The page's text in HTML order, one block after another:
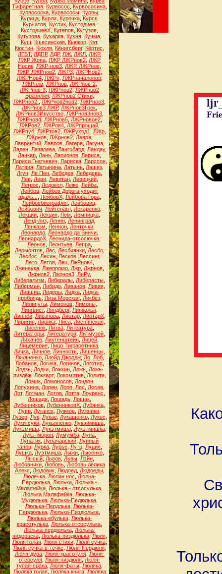
Тифаретная Курвосос Курвососина
Курвососка Курвососы Курвы
Курица, Курли, Курочка, Курск,
Курчатов, Кустик, Кустодиев,
КустодиевХ Кутепов Кутузов
Кутузова Кухарка Кухня Кучма
Куш
Кшесинская, Кьюкор, Кэт,
Кюстин Кюхля Кёнигсберг, Кёртис
ЛГБТ, ЛДПР, ЛДР, ЛЖ ЛЖЛ ЛЖР,
ЛЖР Жопа ЛЖР ЛЖРнов2 ЛЖР
Носик ЛЖР-нов3 ЛЖР. ЛЖРнов
ЛЖР. ЛЖРнов2, ЛЖР3, ЛЖРНов2,
ЛЖРНов4, ЛЖРн, ЛЖРначалонов,
ЛЖРнлв, ЛЖРнов, ЛЖРнов-2,
ЛЖРнов-3 ЛЖРнов2 ЛЖРнов2
Бразилия, ЛЖРнов2 Стихи,
ЛЖРнов2.
ЛЖРнов2нов2 ЛЖРнов3
ЛЖРнов3 ЛЖР, ЛЖРнов3Грек
ЛЖРнов3Икусство, ЛЖРнов3нов3,
ЛЖРнов4, ЛЖРнов5, ЛЖРновое2,
ЛЖРов2 ЛЖРов4 ЛЖРпрощай
ЛЖРпуб, ЛЖРтов2, ЛЖРуход1 ЛЖр,
ЛЖрнов ЛЖрнов2 Лавра
Лаврентий Лавров Лагеря Лагуна
Ладен, Лазарева, Лангобард, Ландау,
Ланкар Лань Ларионов Лариса
Лариса Гнаткевич
Лариска, Ларссон,
Латвия Латынина Латынь Лашез
Лгун Ле Пен Лебедев Лебедева
Лев, Леви, Левитан, Левицкий,
Легрос
Ледокол, Леже, Лейба,
Лейбов Лейбов Дорога уходит
вдаль...
ЛейбовХ, Лейбова Гора,
Лейбовбиография Лейбовиц
Лейбович
Лейтенант, Лекаренко,
Лекции Лекция Лем Лемпицка
Ленд-лиз, Ленин, Ленинград,
Ленказм
Леннон Ленточки
Леонардо Леонардо да Винчи
ЛеонардоХ Леонида-отсосючка
Леонов, Леонтьев, Лепра,
Лермонтов, Лес Лесбиянки, Лесбо,
Лесбос
Лесин, Лесков, Лессинг,
Лето, Летов, Лец, ЛжРнов4,
Лженаука Лжепромо Лжр Лжрнов
Лжрнов2 Лжрнов3 ЛиРу,
Либерализм
Либералы Либерасты
Либерман, Либидо, Ливанов, Ливия,
Лившиц, Лидеры, Лидка, Лидка-
проблядь, Лиза Морская, Ликбез,
Лилипуты, Лимонов, Лимоны,
Лингвист, Линдберг, Линкольн
Линней, Лиознова, Лиотар, ЛиотарХ,
Лиригия, Лирика, Лиса, Лиснянская,
Лисёнок Литва Литеатура
Литераторы Литература Литмузей
Лихачёв, Лихтенштейн, Лицей,
Лицемерие Лицо Тифаретника
Личка Личное Личность Лишенцы
Лкьяненко, Ллойд Джордж, Ло, Лоб,
Лобанов, Логика, Логинов, Логотип,
Лодзь, Лодки, Ложкин, Ложь, Ложь-
пиздёж, Локкарт, Локомотив, Лолита,
Ломик, Ломоносов, Лондон,
Лопухина Лорен Лорп Лос Лосев
Лот, Лотман Лотов Лотта Лоуренс
Лошади Лошадь Лошак
Лубенников ЛубенниковХ Лубянка
Лувр Луганск Лужков Лужники
Лузер, Лук, Лукас Лукашенко, Лукес
Луки-суки Лукьяненко Лукэимиша
Лукэмиша, Лукэтмиша, Лукэтмишка,
Лукэтморон Лумумба Луна
Лунатик Луначарский Лунный
танец Лурка Лурье Лутц Луция
Лушка, Луэтмиша, Лыжи, Лысенко,
Лысый, Львов, Львы, Лэйн,
Любовники Любовь Любовь лёлика
Алекс
Людовик, Людоед, Людоеды,
Люлечка, Люлин нос
Люльа-
Пердюлька Люлька Люлька -
Малафейка Люлька - отсосулька
Люлька Малафейка Люлька-
Мудюлька Люлька-Педюлька
Люлька-Пердлька, Люлька-
Пердюлька Люлька-Пиздюлька
Люлька-ебулька, Люлька-
красотулька Люлька-отсосулька
Люлька-пердюлька, Люлька-
пидораска, Люлька-пиздюлька, Люля,
Люля голая, Люля стихи, Люля сучка,
Люля сучка-в-течке, Люля-Пердюля,
Люля-дура, Люля-красотуля, Люля-
отсосуля Люля-пиздюля Люля-
тупая-срака Люля-фоты Люляка
Люляка голая, Люляка книга, Люляка